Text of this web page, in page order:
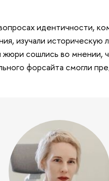
идентичности,
изучали историческую
сошлись во мнении,
форсайта смогли